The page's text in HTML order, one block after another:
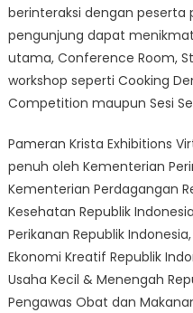
berinteraksi dengan
pengunjung dapat
utama, Conference Room,
workshop seperti Cooking
Competition maupun Sesi
Pameran Krista Exhibitions
penuh oleh Kementerian
Kementerian Perdagangan
Kesehatan Republik
Perikanan Republik
Ekonomi Kreatif Republik
Usaha Kecil & Menengah
Pengawas Obat dan